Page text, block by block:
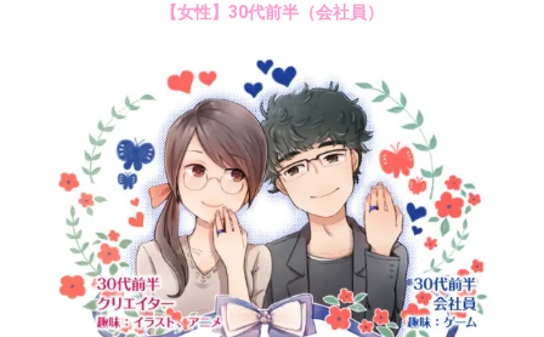
【女性】30代前半（会社員）